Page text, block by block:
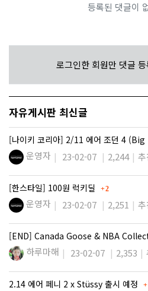
등록된 댓글이
로그인한 회원만 댓글
자유게시판 최신글
[나이키 코리아] 2/11 에어 조던 4
운영자 23-02-07 2,244
[한스타일] 100원 럭키딜 댓글
2
운영자 23-02-07 2,251
[END] Canada Goose & NBA
하루마해 23-02-07 2,353
2.14 에어 페니 2 x Stüssy 출시 예정